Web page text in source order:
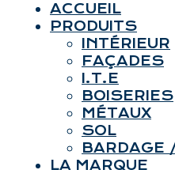
ACCUEIL
PRODUITS
INTÉRIEUR
FAÇADES
I.T.E
BOISERIES
MÉTAUX
SOL
BARDAGE
LA MARQUE